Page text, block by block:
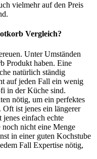
vielmehr auf den Preis
Vergleich?
Unter Umständen
Produkt haben. Eine
natürlich ständig
auf jeden Fall ein wenig
in der Küche sind.
nötig, um ein perfektes
ist jenes ein längerer
einfach echte
nicht eine Menge
in einer guten Kochstube
Fall Expertise nötig,